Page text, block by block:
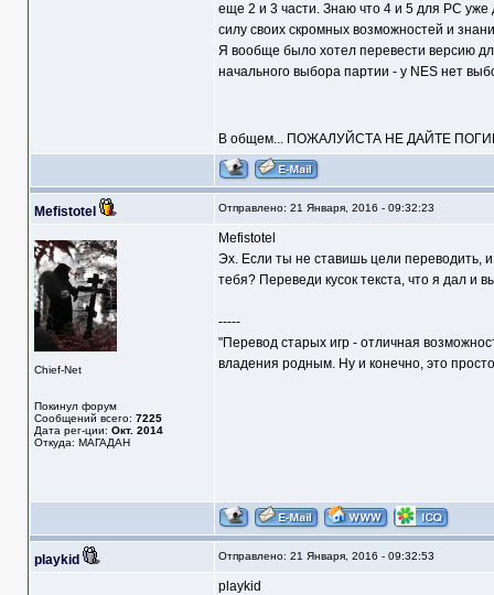
еще 2 и 3 части. Знаю что 4 и 5 для PC уже
силу своих скромных возможностей и
Я вообще было хотел перевести версию
начального выбора партии - у NES нет
В общем... ПОЖАЛУЙСТА НЕ ДАЙТЕ
Mefistotel Отправлено: 21 Января, 2016 - 09:32:23
Chief-Net
Покинул форум
Сообщений всего: 7225
Дата рег-ции: Окт. 2014
Откуда: МАГАДАН
Mefistotel
Эх. Если ты не ставишь цели переводить, и
тебя? Переведи кусок текста, что я дал и
-----
"Перевод старых игр - отличная
владения родным. Ну и конечно, это
playkid Отправлено: 21 Января, 2016 - 09:32:53
playkid